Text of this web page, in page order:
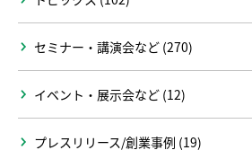
セミナー・講演会など (270)
イベント・展示会など (12)
プレスリリース/創業事例 (19)